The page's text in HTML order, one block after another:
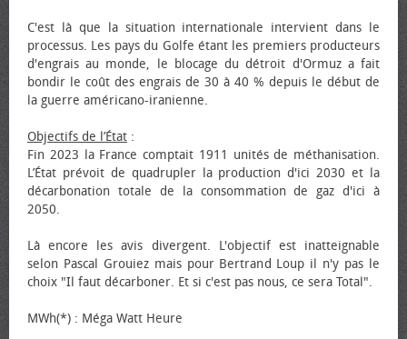
C'est là que la situation internationale intervient dans le
processus. Les pays du Golfe étant les premiers producteurs
d'engrais au monde, le blocage du détroit d'Ormuz a fait
bondir le coût des engrais de 30 à 40 % depuis le début de
la guerre américano-iranienne.
Objectifs de l’État :
Fin 2023 la France comptait 1911 unités de méthanisation.
L’État prévoit de quadrupler la production d'ici 2030 et la
décarbonation totale de la consommation de gaz d'ici à
2050.
Là encore les avis divergent. L'objectif est inatteignable
selon Pascal Grouiez mais pour Bertrand Loup il n'y pas le
choix "Il faut décarboner. Et si c'est pas nous, ce sera Total".
MWh(*) : Méga Watt Heure